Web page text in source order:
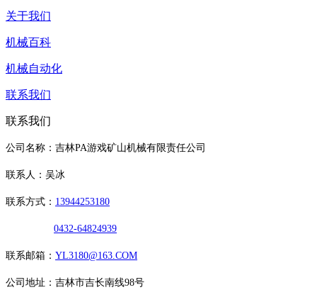
关于我们
机械百科
机械自动化
联系我们
联系我们
公司名称：吉林PA游戏矿山机械有限责任公司
联系人：吴冰
联系方式： 13944253180
0432-64824939
联系邮箱： YL3180@163.COM
公司地址：吉林市吉长南线98号